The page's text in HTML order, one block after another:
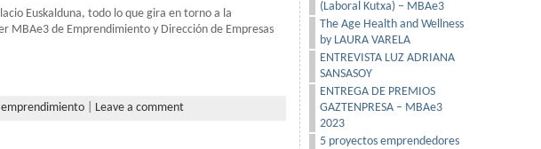
Euskalduna, todo lo que gira en torno a la
MBAe3 de Emprendimiento y Dirección de Empresas
emprendimiento Leave a comment
(Laboral Kutxa) – MBAe3
The Age Health and Wellness
by LAURA VARELA
ENTREVISTA LUZ ADRIANA
SANSASOY
ENTREGA DE PREMIOS
GAZTENPRESA – MBAe3
2023
5 proyectos emprendedores